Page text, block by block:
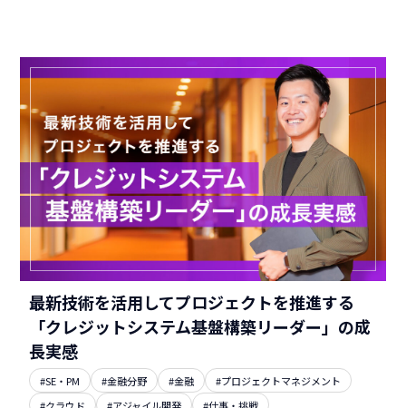
最新技術を活用してプロジェクトを推進する
「クレジットシステム基盤構築リーダー」の成
長実感
#SE・PM #金融分野 #金融
#プロジェクトマネジメント
#クラウド
#アジャイル開発 #仕事・挑戦